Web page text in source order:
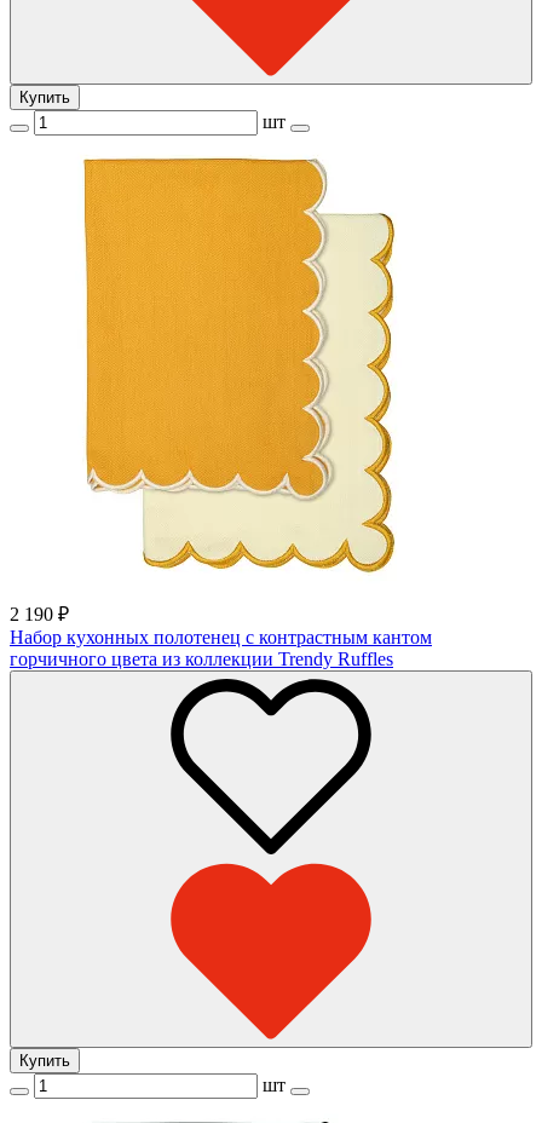
Купить
шт
2 190 ₽
Набор кухонных полотенец с контрастным кантом
горчичного цвета из коллекции Trendy Ruffles
Купить
шт